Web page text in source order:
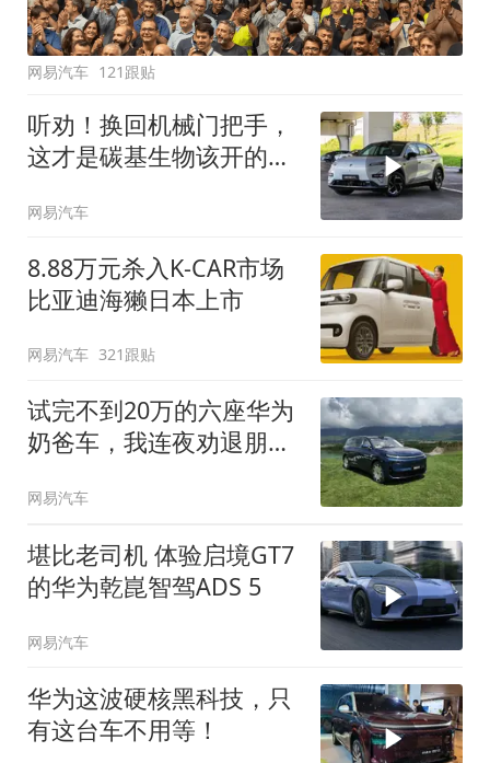
网易汽车 121跟贴
听劝！换回机械门把手，
这才是碳基生物该开的
网易汽车
8.88万元杀入K-CAR市场
比亚迪海獭日本上市
网易汽车 321跟贴
试完不到20万的六座华为
奶爸车，我连夜劝退朋
网易汽车
堪比老司机 体验启境GT7
的华为乾崑智驾ADS 5
网易汽车
华为这波硬核黑科技，只
有这台车不用等！